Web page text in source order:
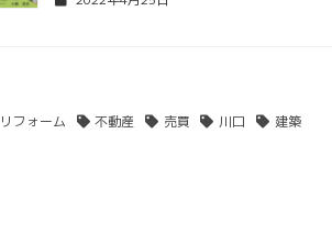
リフォーム 不動産 売買 川口
建築